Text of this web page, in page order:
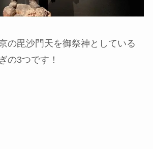
の毘沙門天を御祭神としている
の3つです！